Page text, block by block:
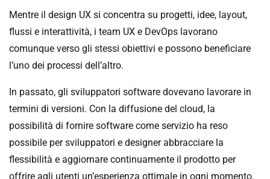
Mentre il design UX si concentra su progetti, idee, layout,
flussi e interattività, i team UX e DevOps lavorano
comunque verso gli stessi obiettivi e possono beneficiare
l’uno dei processi dell’altro.
In passato, gli sviluppatori software dovevano lavorare in
termini di versioni. Con la diffusione del cloud, la
possibilità di fornire software come servizio ha reso
possibile per sviluppatori e designer abbracciare la
flessibilità e aggiornare continuamente il prodotto per
offrire agli utenti un’esperienza ottimale in ogni momento.